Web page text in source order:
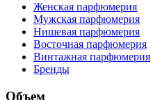
Женская парфюмерия
Мужская парфюмерия
Нишевая парфюмерия
Восточная парфюмерия
Винтажная парфюмерия
Бренды
Объем